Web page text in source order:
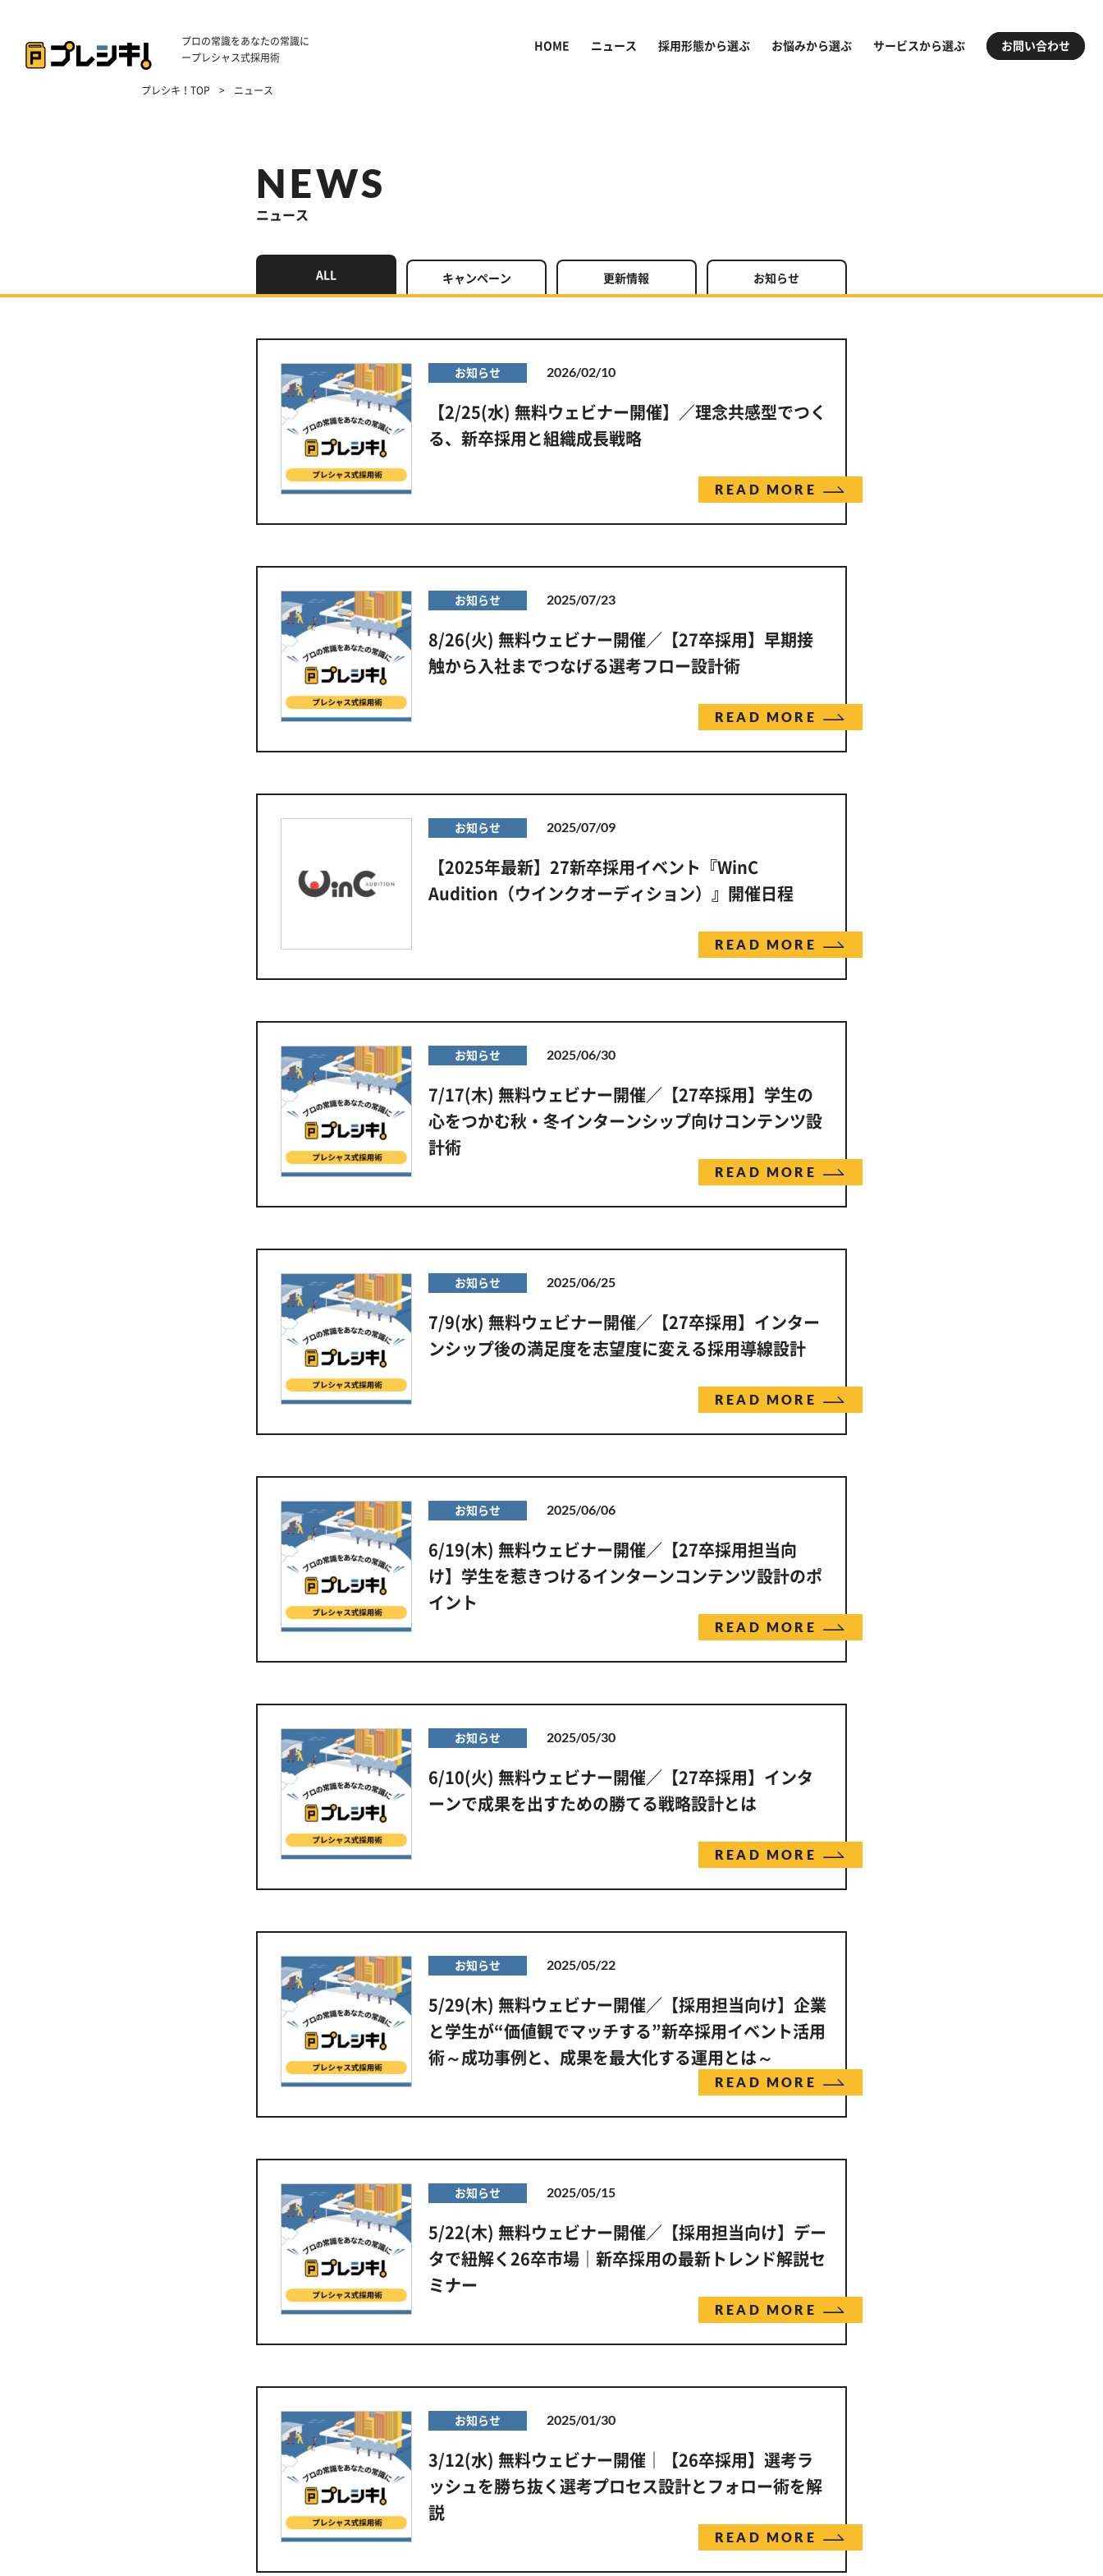
プロの常識をあなたの常識に
ープレシャス式採用術
HOME ニュース 採用形態から選ぶ お悩みから選ぶ サービスから選ぶ お問い合わせ
プレシキ！TOP > ニュース
NEWS
ニュース
ALL キャンペーン 更新情報 お知らせ
お知らせ 2026/02/10
【2/25(水) 無料ウェビナー開催】／理念共感型でつく
る、新卒採用と組織成長戦略
READ MORE
お知らせ 2025/07/23
8/26(火) 無料ウェビナー開催／【27卒採用】早期接
触から入社までつなげる選考フロー設計術
READ MORE
お知らせ 2025/07/09
【2025年最新】27新卒採用イベント『WinC
Audition（ウインクオーディション）』開催日程
READ MORE
お知らせ 2025/06/30
7/17(木) 無料ウェビナー開催／【27卒採用】学生の
心をつかむ秋・冬インターンシップ向けコンテンツ設
計術
READ MORE
お知らせ 2025/06/25
7/9(水) 無料ウェビナー開催／【27卒採用】インター
ンシップ後の満足度を志望度に変える採用導線設計
READ MORE
お知らせ 2025/06/06
6/19(木) 無料ウェビナー開催／【27卒採用担当向
け】学生を惹きつけるインターンコンテンツ設計のポ
イント
READ MORE
お知らせ 2025/05/30
6/10(火) 無料ウェビナー開催／【27卒採用】インタ
ーンで成果を出すための勝てる戦略設計とは
READ MORE
お知らせ 2025/05/22
5/29(木) 無料ウェビナー開催／【採用担当向け】企業
と学生が“価値観でマッチする”新卒採用イベント活用
術～成功事例と、成果を最大化する運用とは～
READ MORE
お知らせ 2025/05/15
5/22(木) 無料ウェビナー開催／【採用担当向け】デー
タで紐解く26卒市場｜新卒採用の最新トレンド解説セ
ミナー
READ MORE
お知らせ 2025/01/30
3/12(水) 無料ウェビナー開催｜【26卒採用】選考ラ
ッシュを勝ち抜く選考プロセス設計とフォロー術を解
説
READ MORE